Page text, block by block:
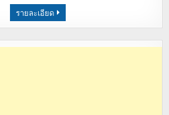
รายละเอียด